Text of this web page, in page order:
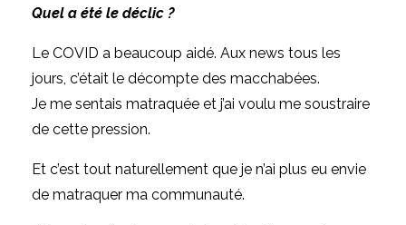
Quel a été le déclic ?
Le COVID a beaucoup aidé. Aux news tous les
jours, c’était le décompte des macchabées.
Je me sentais matraquée et j’ai voulu me soustraire
de cette pression.
Et c’est tout naturellement que je n’ai plus eu envie
de matraquer ma communauté.